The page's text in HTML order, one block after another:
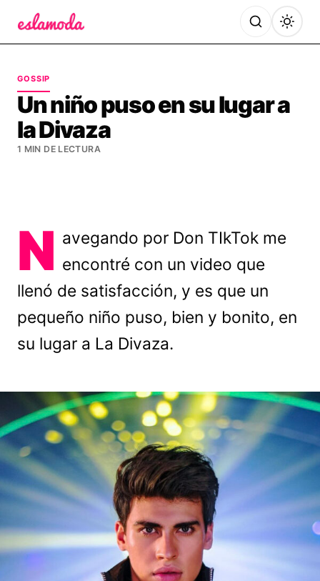
GOSSIP
Un niño puso en su lugar a
la Divaza
1 MIN DE LECTURA
N avegando por Don TIkTok me
encontré con un video que
llenó de satisfacción, y es que un
pequeño niño puso, bien y bonito, en
su lugar a La Divaza.